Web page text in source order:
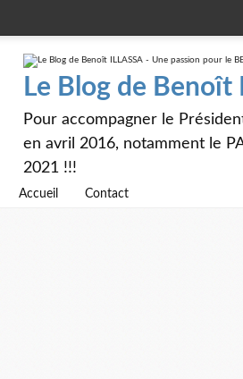
Le Blog de Benoît
Pour accompagner le
en avril 2016, notamment le
2021 !!!
Accueil Contact